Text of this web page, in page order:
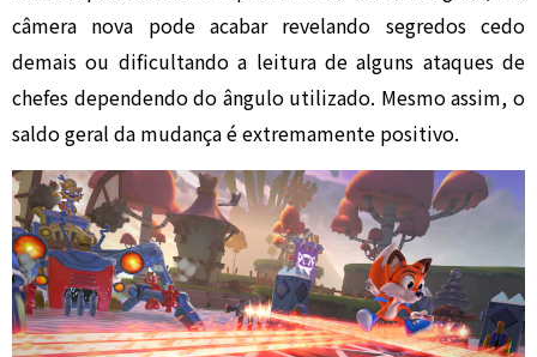
câmera nova pode acabar revelando segredos cedo
demais ou dificultando a leitura de alguns ataques de
chefes dependendo do ângulo utilizado. Mesmo assim, o
saldo geral da mudança é extremamente positivo.